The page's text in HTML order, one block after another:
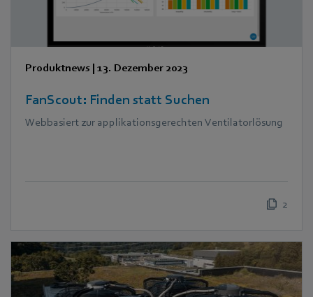
Produktnews | 13. Dezember 2023
FanScout: Finden statt Suchen
Webbasiert zur applikationsgerechten Ventilatorlösung
2